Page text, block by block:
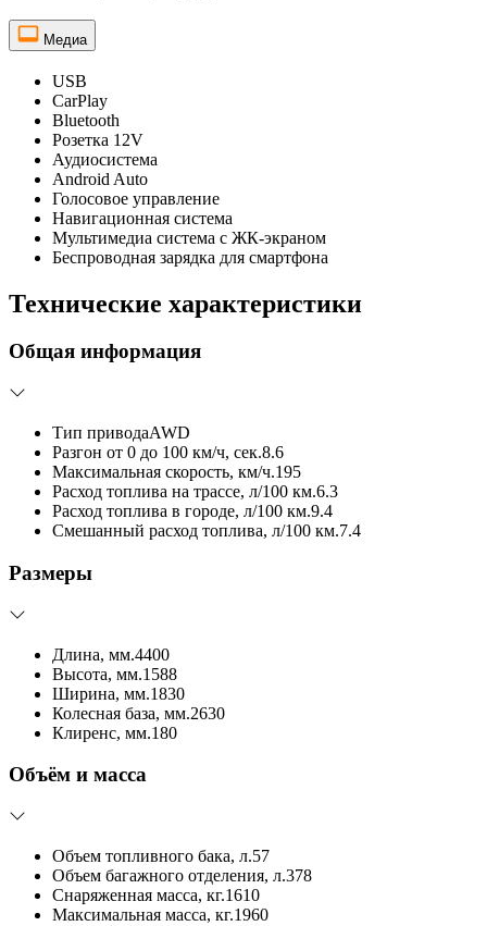
Медиа
USB
CarPlay
Bluetooth
Розетка 12V
Аудиосистема
Android Auto
Голосовое управление
Навигационная система
Мультимедиа система с ЖК-экраном
Беспроводная зарядка для смартфона
Технические характеристики
Общая информация
Тип приводаAWD
Разгон от 0 до 100 км/ч, сек.8.6
Максимальная скорость, км/ч.195
Расход топлива на трассе, л/100 км.6.3
Расход топлива в городе, л/100 км.9.4
Смешанный расход топлива, л/100 км.7.4
Размеры
Длина, мм.4400
Высота, мм.1588
Ширина, мм.1830
Колесная база, мм.2630
Клиренс, мм.180
Объём и масса
Объем топливного бака, л.57
Объем багажного отделения, л.378
Снаряженная масса, кг.1610
Максимальная масса, кг.1960